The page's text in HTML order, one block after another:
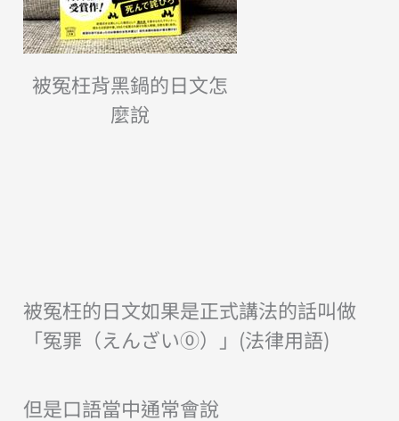
被冤枉背黑鍋的日文怎
麼說
被冤枉的日文如果是正式講法的話叫做
「冤罪（えんざい⓪）」(法律用語)
但是口語當中通常會說